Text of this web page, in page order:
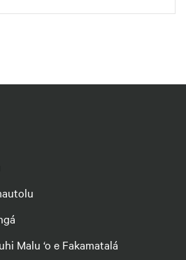
Malu ‘o e Fakamatalá